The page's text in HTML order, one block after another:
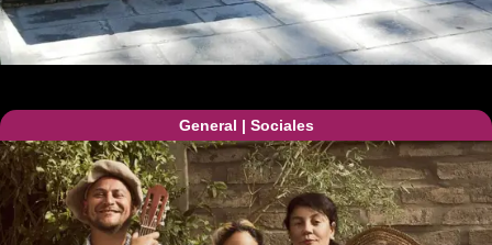
General | Sociales